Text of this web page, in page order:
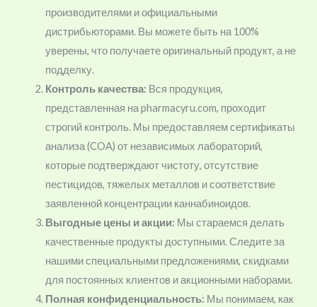
производителями и официальными
дистрибьюторами. Вы можете быть на 100%
уверены, что получаете оригинальный продукт, а не
подделку.
Контроль качества: Вся продукция,
представленная на pharmacyru.com, проходит
строгий контроль. Мы предоставляем сертификаты
анализа (COA) от независимых лабораторий,
которые подтверждают чистоту, отсутствие
пестицидов, тяжелых металлов и соответствие
заявленной концентрации каннабиноидов.
Выгодные цены и акции: Мы стараемся делать
качественные продукты доступными. Следите за
нашими специальными предложениями, скидками
для постоянных клиентов и акционными наборами.
Полная конфиденциальность: Мы понимаем, как